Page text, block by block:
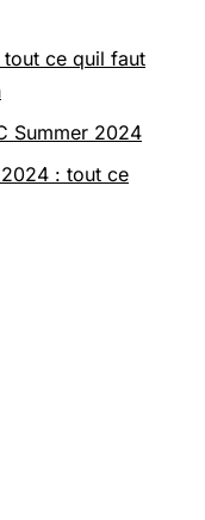
tout ce quil faut
Summer 2024
: tout ce